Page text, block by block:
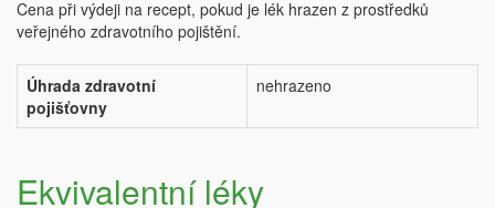
Cena při výdeji na recept, pokud je lék hrazen z prostředků
veřejného zdravotního pojištění.
Úhrada zdravotní
pojišťovny
nehrazeno
Ekvivalentní léky